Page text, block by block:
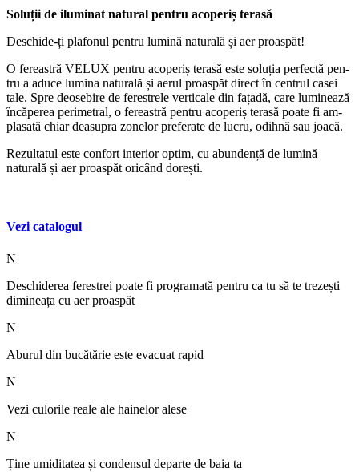
Soluții de iluminat natural pentru acoperiș terasă
Deschide-ți plafonul pentru lumină naturală și aer proaspăt!
O fereastră VELUX pentru acoperiș terasă este soluția perfectă pen-
tru a aduce lumina naturală și aerul proaspăt direct în centrul casei
tale. Spre deosebire de ferestrele verticale din fațadă, care luminează
încăperea perimetral, o fereastră pentru acoperiș terasă poate fi am-
plasată chiar deasupra zonelor preferate de lucru, odihnă sau joacă.
Rezultatul este confort interior optim, cu abundență de lumină
naturală și aer proaspăt oricând dorești.
Vezi catalogul
N
Deschiderea ferestrei poate fi programată pentru ca tu să te trezești
dimineața cu aer proaspăt
N
Aburul din bucătărie este evacuat rapid
N
Vezi culorile reale ale hainelor alese
N
Ține umiditatea și condensul departe de baia ta